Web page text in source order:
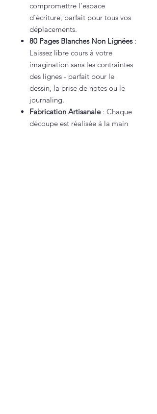
compromettre l'espace
d'écriture, parfait pour tous vos
déplacements.
80 Pages Blanches Non Lignées:
Laissez libre cours à votre
imagination sans les contraintes
des lignes - parfait pour le
dessin, la prise de notes ou le
journaling.
Fabrication Artisanale: Chaque
découpe est réalisée à la main